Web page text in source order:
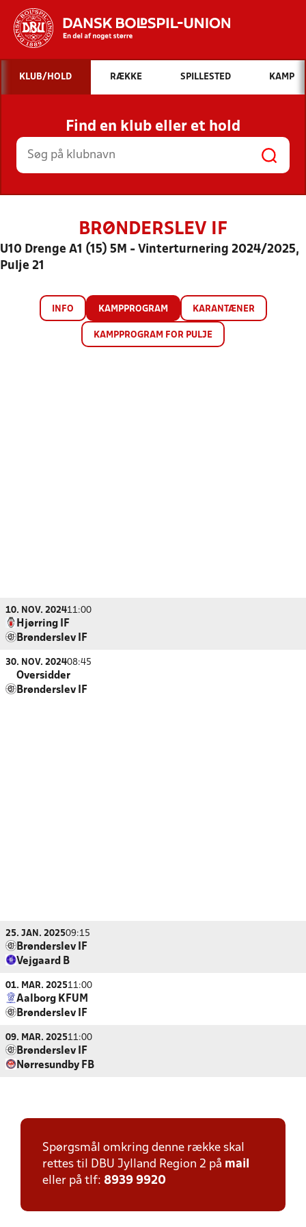
Hvad vil du søge efter?
INDHOLD OG NYHEDER
STILLINGER, RESULTATER, KLUBBER OG
HOLD
KLUB/HOLD RÆKKE SPILLESTED KAMP
Find en klub eller et hold
BRØNDERSLEV IF
U10 Drenge A1 (15) 5M - Vinterturnering 2024/2025,
Pulje 21
INFO KAMPPROGRAM KARANTÆNER
KAMPPROGRAM FOR PULJE
10. NOV. 202411:00
Hjørring IF
Brønderslev IF
30. NOV. 202408:45
Oversidder
Brønderslev IF
25. JAN. 202509:15
Brønderslev IF
Vejgaard B
01. MAR. 202511:00
Aalborg KFUM
Brønderslev IF
09. MAR. 202511:00
Brønderslev IF
Nørresundby FB
Spørgsmål omkring denne række skal
rettes til DBU Jylland Region 2 på mail
eller på tlf: 8939 9920